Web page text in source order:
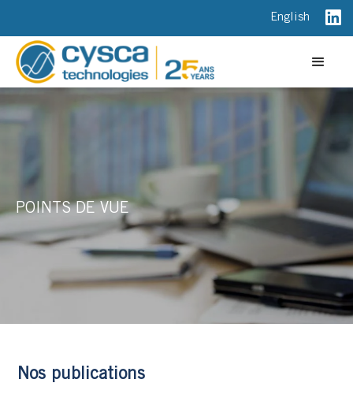
English
POINTS DE VUE
Nos publications